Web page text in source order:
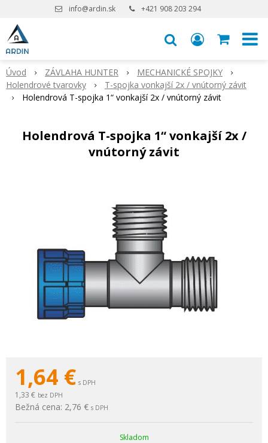
info@ardin.sk +421 908 203 294
Úvod ZÁVLAHA HUNTER
MECHANICKÉ SPOJKY
Holendrové tvarovky
T-spojka vonkajší 2x / vnútorný závit
Holendrová T-spojka 1“ vonkajší 2x / vnútorný závit
Holendrová T-spojka 1“ vonkajší 2x /
vnútorný závit
1,64 € s DPH
1,33 € bez DPH
Bežná cena: 2,76 € s DPH
Skladom